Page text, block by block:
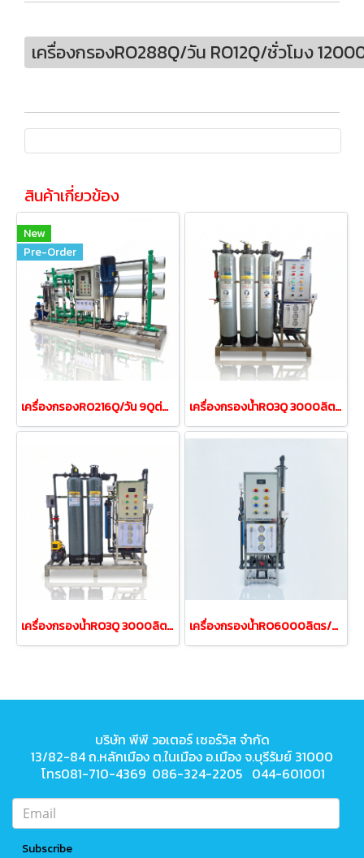
เครื่องกรองRO288Q/วัน RO12Q/ชั่วโมง
สินค้าเกี่ยวข้อง
New
Pre-Order
เครื่องกรองRO216Q/วัน 9Qต่อชั่วโมง 9000ลิตร/hr(ท่อน้้ำPPR) เครื่องกรองน้ำRO3Q 3000ลิตร/วัน รุ่นRO3QFRP8-3MP
เครื่องกรองน้ำRO3Q 3000ลิตร/วัน รุ่นRO3QFRP8-2MP เครื่องกรองน้ำRO6000ลิตร/วัน 6Q/วันเฟรมสแตนเลส
บริษัท พีพี วอเตอร์ เซอร์วิส จำกัด
13/82-84 ถ.หลักเมือง ต.ในเมือง อ.เมือง จ.บุรีรัมย์ 31000
โทร081-710-4369 086-324-2205 044-601001
Subscribe